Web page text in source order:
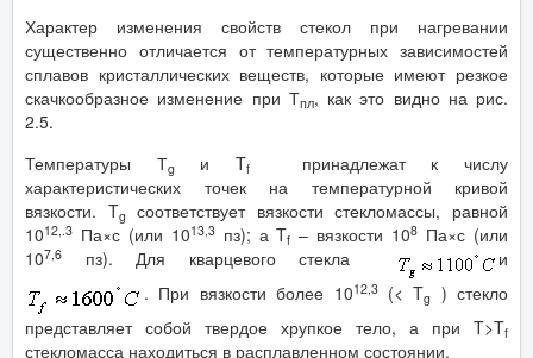
Характер изменения свойств стекол при нагревании
существенно отличается от температурных зависимостей
сплавов кристаллических веществ, которые имеют резкое
скачкообразное изменение при Тпл, как это видно на рис.
2.5.
Температуры Тgи Tf
принадлежат к числу
характеристических точек на температурной кривой
вязкости. Tgсоответствует вязкости стекломассы, равной
1012,.3 Па×с (или 1013,3пз); а Tf – вязкости 108 Па×с (или
107,6 пз). Для кварцевого стекла
и
. При вязкости более 1012,3(< Tg ) стекло
представляет собой твердое хрупкое тело, а при T>Tf
стекломасса находиться в расплавленном состоянии.